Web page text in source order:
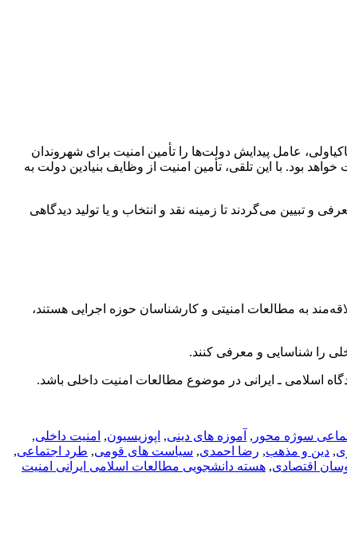
عامل پیدایش دولت‌ها را تأمین امنیت برای شهروندان
بود. با این تلقی، تأمین امنیت از وظایف بنیادین دولت به
و تبیین می‌گردند تا زمینه نقد و انتخاب و یا تولید دیدگاهی
به مطالعات امنیتی و کارشناسان حوزه اجرایی هستند،
را شناسایی و معرفی کنند.
اسلامی ـ ایرانی در موضوع مطالعات امنیت داخلی باشد.
سوژه محور , آموزه های دینی, اپوزیسیون, امنیت داخلی,
, دین و مذهب, رضا احمدی, سیاست های قومی, طرد اجتماعی,
اقتصادی, هسته دانشجویی مطالعات اسلامی ایرانی امنیت